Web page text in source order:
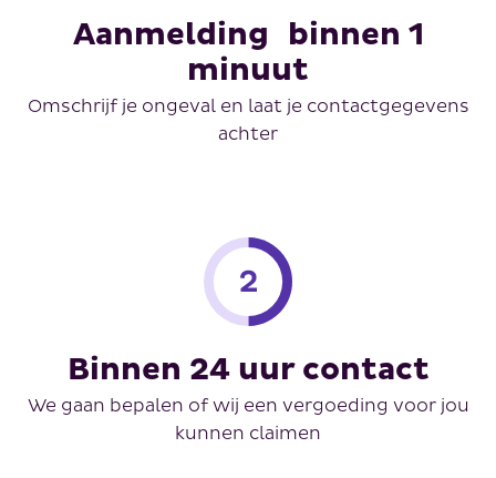
Aanmelding binnen 1
minuut
Omschrijf je ongeval en laat je contactgegevens
achter
Binnen 24 uur contact
We gaan bepalen of wij een vergoeding voor jou
kunnen claimen